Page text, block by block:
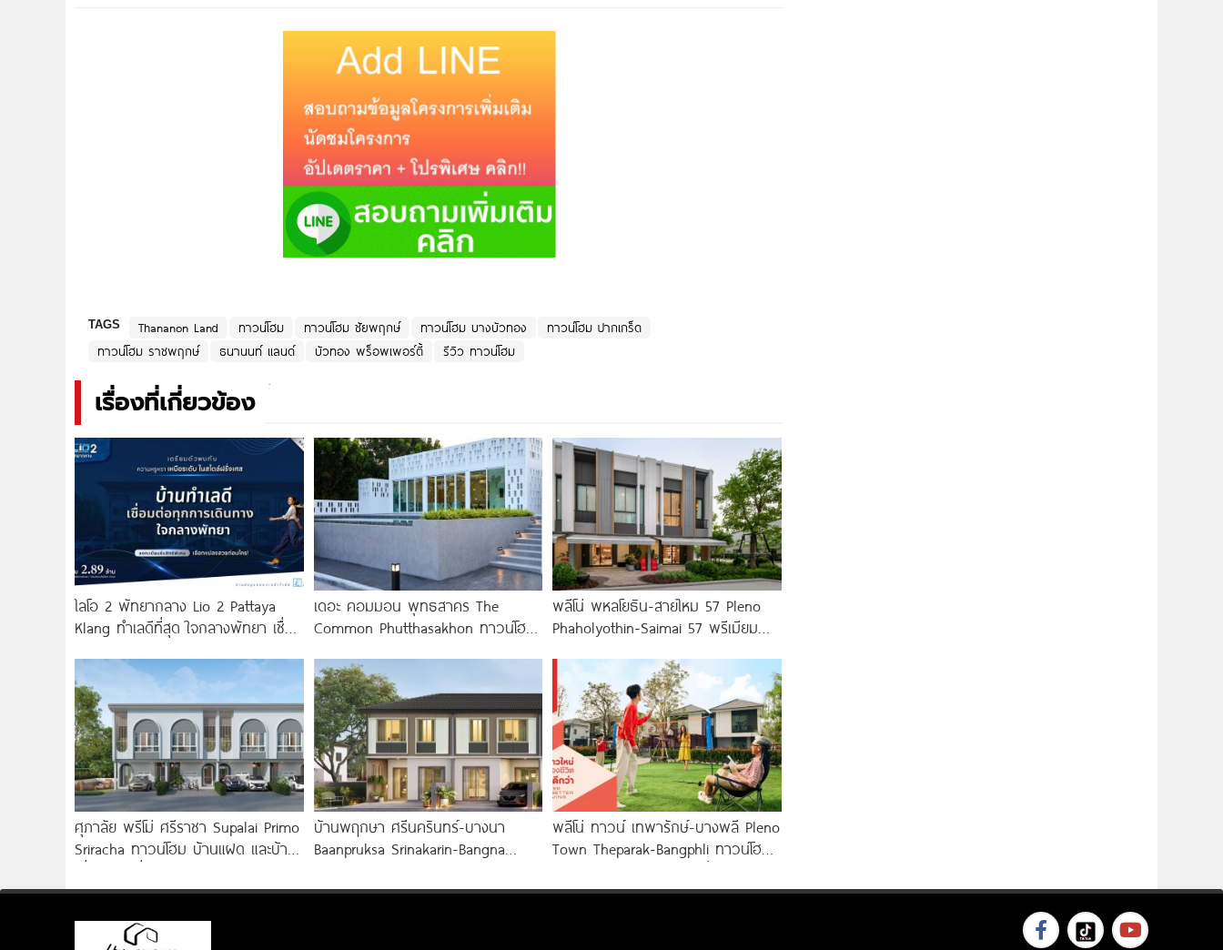
TAGS Thananon Land ทาวน์โฮม ทาวน์โฮม ชัยพฤกษ์ ทาวน์โฮม บางบัวทอง
ทาวน์โฮม ปากเกร็ด
ทาวน์โฮม ราชพฤกษ์
ธนานนท์ แลนด์ บัวทอง พร็อพเพอร์ตี้ รีวิว ทาวน์โฮม
เรื่องที่เกี่ยวข้อง
ไลโอ 2 พัทยากลาง Lio 2 Pattaya
Klang ทำเลดีที่สุด ใจกลางพัทยา เชื่อม
เดอะ คอมมอน พุทธสาคร The
Common Phutthasakhon ทาวน์โฮม
พลีโน่ พหลโยธิน-สายไหม 57 Pleno
Phaholyothin-Saimai 57 พรีเมียม
ใจกลางสายไหม ใกล้
ศุภาลัย พรีโม่ ศรีราชา Supalai Primo
Sriracha ทาวน์โฮม บ้านแฝด และบ้าน
บ้านพฤกษา ศรีนครินทร์-บางนา
Baanpruksa Srinakarin-Bangna
บางนา เพียง 5
พลีโน่ ทาวน์ เทพารักษ์-บางพลี Pleno
Town Theparak-Bangphli ทาวน์โฮม